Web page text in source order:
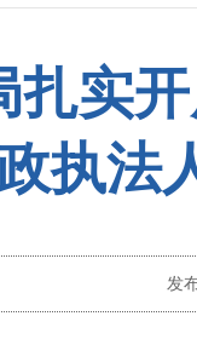
扎实
执法
发